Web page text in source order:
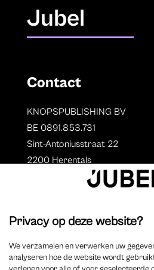
Jubel
Contact
KNOPSPUBLISHING BV
BE 0891.853.731
Sint-Antoniusstraat 22
2200 Herentals
Auteurs
Overzicht auteurs